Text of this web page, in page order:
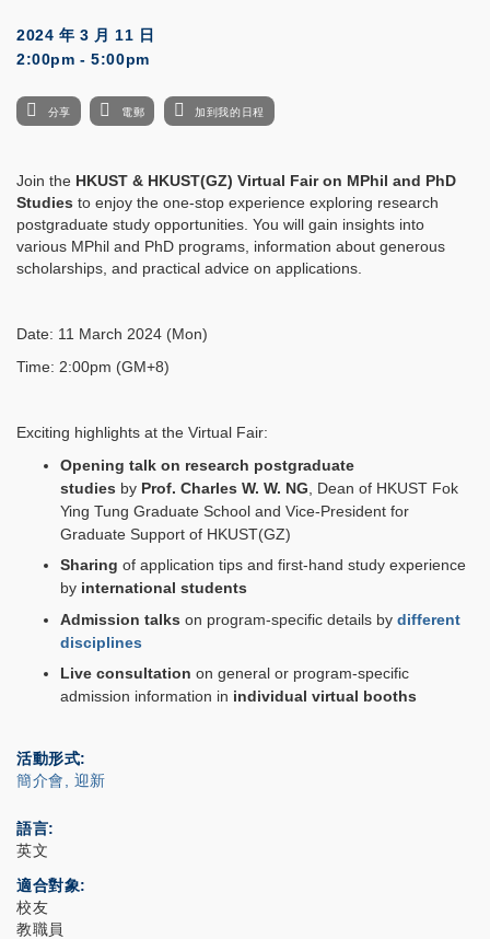
2024 年 3 月 11 日
2:00pm - 5:00pm
分享 電郵 加到我的日程
Join the HKUST & HKUST(GZ) Virtual Fair on MPhil and PhD
Studies to enjoy the one-stop experience exploring research
postgraduate study opportunities. You will gain insights into
various MPhil and PhD programs, information about generous
scholarships, and practical advice on applications.
Date: 11 March 2024 (Mon)
Time: 2:00pm (GM+8)
Exciting highlights at the Virtual Fair:
Opening talk on research postgraduate
studies by Prof. Charles W. W. NG, Dean of HKUST Fok
Ying Tung Graduate School and Vice-President for
Graduate Support of HKUST(GZ)
Sharing of application tips and first-hand study experience
by international students
Admission talks on program-specific details by different
disciplines
Live consultation on general or program-specific
admission information in individual virtual booths
活動形式
簡介會, 迎新
語言
英文
適合對象
校友
教職員